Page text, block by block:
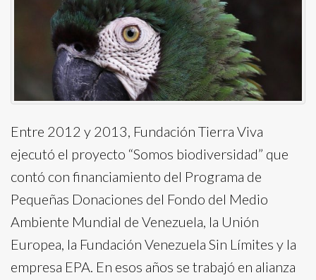
Entre 2012 y 2013, Fundación Tierra Viva
ejecutó el proyecto “Somos biodiversidad” que
contó con financiamiento del Programa de
Pequeñas Donaciones del Fondo del Medio
Ambiente Mundial de Venezuela, la Unión
Europea, la Fundación Venezuela Sin Límites y la
empresa EPA. En esos años se trabajó en alianza